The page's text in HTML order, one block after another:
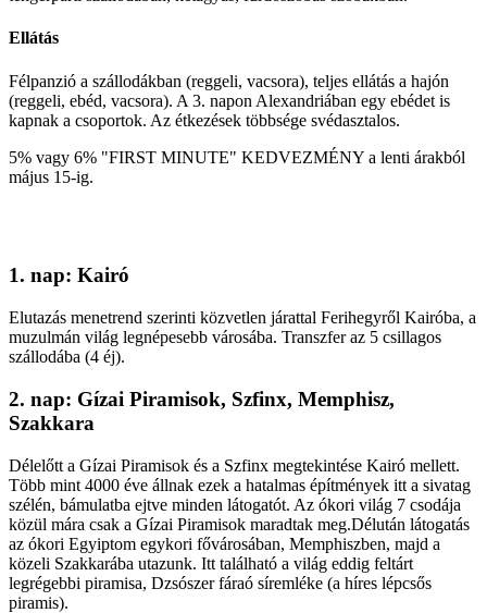
Ellátás
Félpanzió a szállodákban (reggeli, vacsora), teljes ellátás a hajón
(reggeli, ebéd, vacsora). A 3. napon Alexandriában egy ebédet is
kapnak a csoportok. Az étkezések többsége svédasztalos.
5% vagy 6% "FIRST MINUTE" KEDVEZMÉNY a lenti árakból
május 15-ig.
1. nap: Kairó
Elutazás menetrend szerinti közvetlen járattal Ferihegyről Kairóba, a
muzulmán világ legnépesebb városába. Transzfer az 5 csillagos
szállodába (4 éj).
2. nap: Gízai Piramisok, Szfinx, Memphisz,
Szakkara
Délelőtt a Gízai Piramisok és a Szfinx megtekintése Kairó mellett.
Több mint 4000 éve állnak ezek a hatalmas építmények itt a sivatag
szélén, bámulatba ejtve minden látogatót. Az ókori világ 7 csodája
közül mára csak a Gízai Piramisok maradtak meg.Délután látogatás
az ókori Egyiptom egykori fővárosában, Memphiszben, majd a
közeli Szakkarába utazunk. Itt található a világ eddig feltárt
legrégebbi piramisa, Dzsószer fáraó síremléke (a híres lépcsős
piramis).